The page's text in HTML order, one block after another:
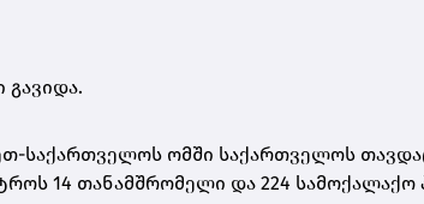
გავიდა.
საქართველოს ომში საქართველოს
14 თანამშრომელი და 224 სამოქალაქო